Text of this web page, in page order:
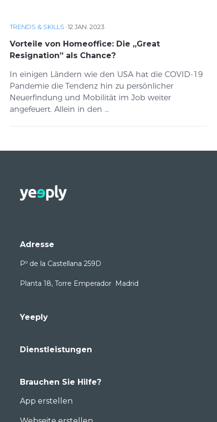
TRENDS & SKILLS ·12 JAN. 2023
Vorteile von Homeoffice: Die „Great
Resignation” als Chance?
In einigen Ländern wie den USA hat die COVID-19
Pandemie die Tendenz hin zu persönlicher
Neuerfindung und Mobilität im Job weiter
angefeuert. Allein in den ...
Adresse
Pº de la Castellana 259D
Planta 18, Torre Emperador Madrid
Yeeply
Dienstleistungen
Brauchen Sie Hilfe?
App erstellen